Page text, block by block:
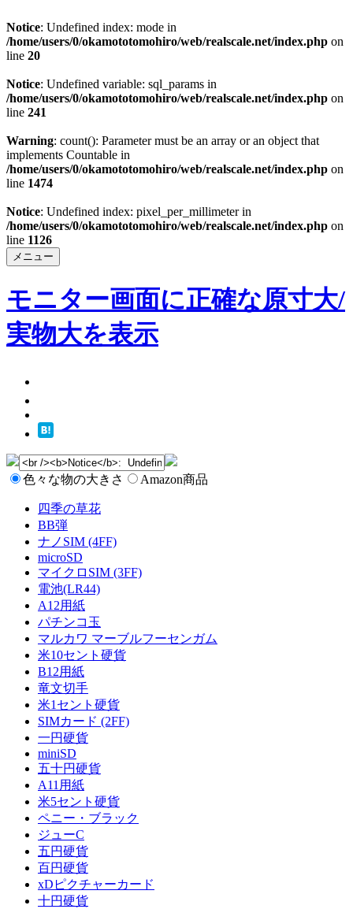
Notice: Undefined index: mode in
/home/users/0/okamototomohiro/web/realscale.net/index.php on
line 20
Notice: Undefined variable: sql_params in
/home/users/0/okamototomohiro/web/realscale.net/index.php on
line 241
Warning: count(): Parameter must be an array or an object that
implements Countable in
/home/users/0/okamototomohiro/web/realscale.net/index.php on
line 1474
Notice: Undefined index: pixel_per_millimeter in
/home/users/0/okamototomohiro/web/realscale.net/index.php on
line 1126
メニュー
モニター画面に正確な原寸大/
実物大を表示
色々な物の大きさ Amazon商品
四季の草花
BB弾
ナノSIM (4FF)
microSD
マイクロSIM (3FF)
電池(LR44)
A12用紙
パチンコ玉
マルカワ マーブルフーセンガム
米10セント硬貨
B12用紙
竜文切手
米1セント硬貨
SIMカード (2FF)
一円硬貨
miniSD
五十円硬貨
A11用紙
米5セント硬貨
ペニー・ブラック
ジューC
五円硬貨
百円硬貨
xDピクチャーカード
十円硬貨